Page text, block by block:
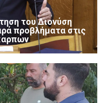
του Διονύση
προβλήματα στις